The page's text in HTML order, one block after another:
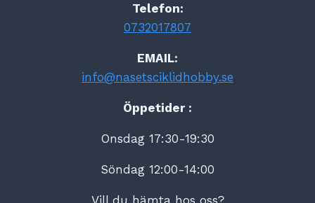
Telefon:
0732017807
EMAIL:
info@nasetsciklidhobby.se
Öppetider :
Onsdag 17:30-19:30
Söndag 12:00-14:00
Vill du hämta hos oss?